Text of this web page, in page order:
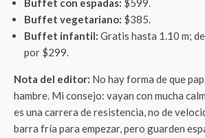
Buffet con espadas: $599.
Buffet vegetariano: $385.
Buffet infantil: Gratis hasta 1.10 m;
por $299.
Nota del editor: No hay forma de que
hambre. Mi consejo: vayan con mucha
es una carrera de resistencia, no de
barra fría para empezar, pero guarden